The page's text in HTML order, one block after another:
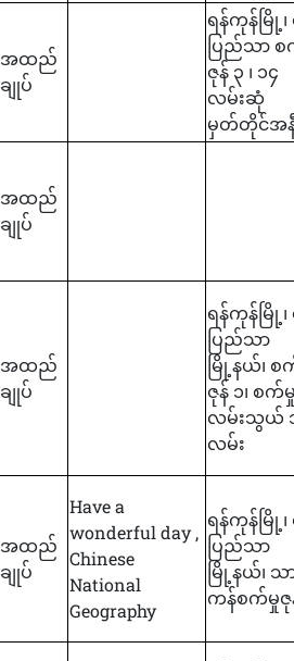
အထည်
ချုပ်
ရန်ကုန်မြို့၊
ပြည်သာ
ဇုန် ၃ ၊ ၁၄
လမ်းဆုံ
မှတ်တိုင်အနီ
အထည်
ချုပ်
အထည်
ချုပ်
ရန်ကုန်မြို့၊
ပြည်သာ
မြို့နယ်၊ စ
ဇုန် ၁၊ စက်
လမ်းသွယ်
လမ်း
အထည်
ချုပ်
Have a
wonderful day ,
Chinese
National
Geography
ရန်ကုန်မြို့၊
ပြည်သာ
မြို့နယ်၊ သ
ကန်စက်မှုဇု